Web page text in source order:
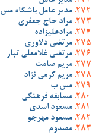
مدیر عامل باشگاه مس
مراد حاج جعفری
مرادعلیزاده
مرتضی دلاوری
مرتضی غلامعلی تبار
مریم صامت
مریم کرمی نژاد
مس ب
مسابقه فرهنگی
مسعود اسدی
مسعود مهرجو
مصدوم